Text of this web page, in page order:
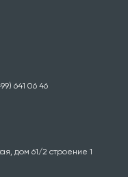
дом 61/2 строение 1